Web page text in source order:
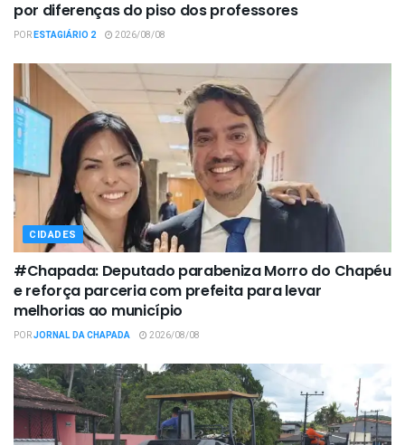
por diferenças do piso dos professores
PORESTAGIÁRIO 2 2026/08/08
CIDADES
#Chapada: Deputado parabeniza Morro do Chapéu
e reforça parceria com prefeita para levar
melhorias ao município
PORJORNAL DA CHAPADA 2026/08/08